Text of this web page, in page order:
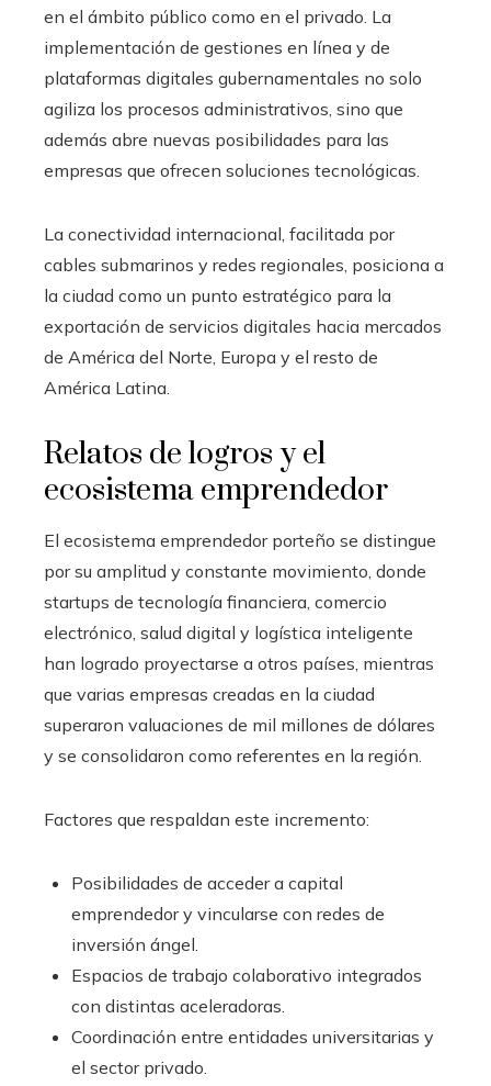
en el ámbito público como en el privado. La
implementación de gestiones en línea y de
plataformas digitales gubernamentales no solo
agiliza los procesos administrativos, sino que
además abre nuevas posibilidades para las
empresas que ofrecen soluciones tecnológicas.
La conectividad internacional, facilitada por
cables submarinos y redes regionales, posiciona a
la ciudad como un punto estratégico para la
exportación de servicios digitales hacia mercados
de América del Norte, Europa y el resto de
América Latina.
Relatos de logros y el
ecosistema emprendedor
El ecosistema emprendedor porteño se distingue
por su amplitud y constante movimiento, donde
startups de tecnología financiera, comercio
electrónico, salud digital y logística inteligente
han logrado proyectarse a otros países, mientras
que varias empresas creadas en la ciudad
superaron valuaciones de mil millones de dólares
y se consolidaron como referentes en la región.
Factores que respaldan este incremento:
Posibilidades de acceder a capital
emprendedor y vincularse con redes de
inversión ángel.
Espacios de trabajo colaborativo integrados
con distintas aceleradoras.
Coordinación entre entidades universitarias y
el sector privado.